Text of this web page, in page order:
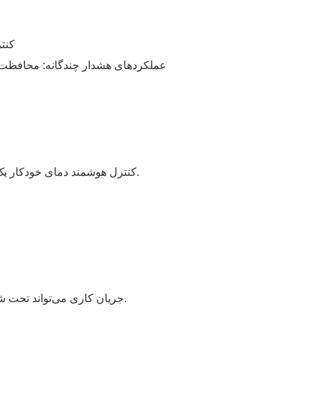
۴.
5. عملکردهای هشدار چندگانه:
کنترل هوشمند دمای خودکار یک مرحله‌ای: در محیط‌های مختلف، کاربر نیازی به تغییر تنظیمات ندارد زیرا دستگاه به طور خودکار به دمای عملیاتی مناسب تغییر می‌کند.
۲. جریان کاری می‌تواند تحت شرایط کاری مختلف متفاوت باشد؛ اطلاعات فوق فقط جهت اطلاع است. لطفاً با توجه به محصول تحویل داده شده، آن را بررسی کنید.